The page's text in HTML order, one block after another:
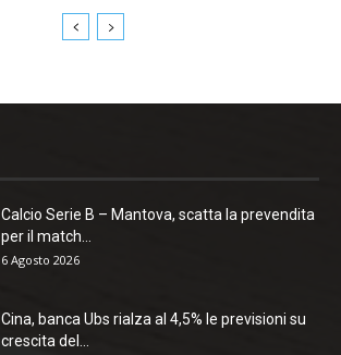
Calcio Serie B – Mantova, scatta la prevendita
per il match...
6 Agosto 2026
Cina, banca Ubs rialza al 4,5% le previsioni su
crescita del...